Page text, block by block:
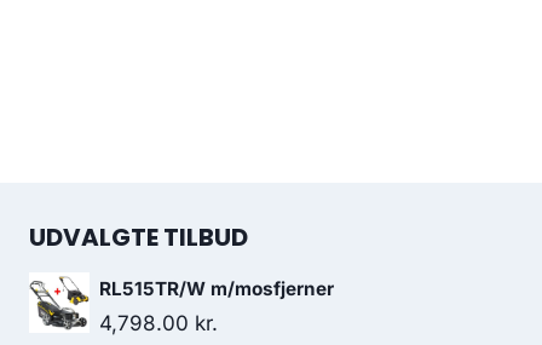
UDVALGTE TILBUD
RL515TR/W m/mosfjerner
4,798.00 kr.